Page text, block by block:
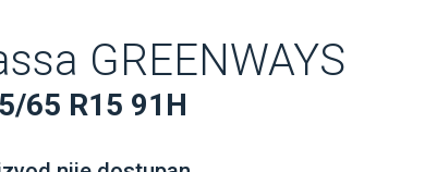
GREENWAYS
65 R15 91H